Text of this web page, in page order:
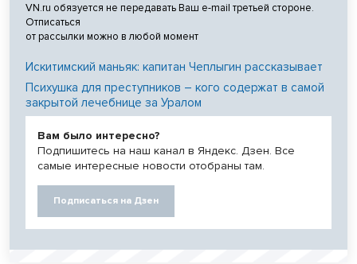
VN.ru обязуется не передавать Ваш e-mail третьей стороне.
Отписаться
от рассылки можно в любой момент
Искитимский маньяк: капитан Чеплыгин рассказывает
Психушка для преступников – кого содержат в самой
закрытой лечебнице за Уралом
Вам было интересно?
Подпишитесь на наш канал в Яндекс. Дзен. Все
самые интересные новости отобраны там.
Подписаться на Дзен